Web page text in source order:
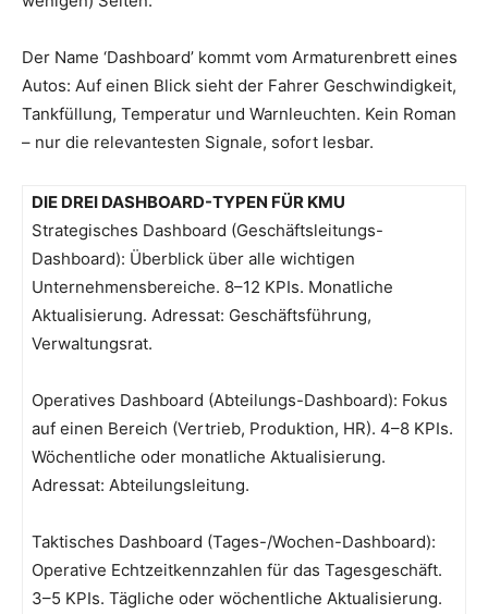
Der Name ‘Dashboard’ kommt vom Armaturenbrett eines
Autos: Auf einen Blick sieht der Fahrer Geschwindigkeit,
Tankfüllung, Temperatur und Warnleuchten. Kein Roman
– nur die relevantesten Signale, sofort lesbar.
DIE DREI DASHBOARD-TYPEN FÜR KMU
Strategisches Dashboard (Geschäftsleitungs-
Dashboard): Überblick über alle wichtigen
Unternehmensbereiche. 8–12 KPIs. Monatliche
Aktualisierung. Adressat: Geschäftsführung,
Verwaltungsrat.
Operatives Dashboard (Abteilungs-Dashboard): Fokus
auf einen Bereich (Vertrieb, Produktion, HR). 4–8 KPIs.
Wöchentliche oder monatliche Aktualisierung.
Adressat: Abteilungsleitung.
Taktisches Dashboard (Tages-/Wochen-Dashboard):
Operative Echtzeitkennzahlen für das Tagesgeschäft.
3–5 KPIs. Tägliche oder wöchentliche Aktualisierung.